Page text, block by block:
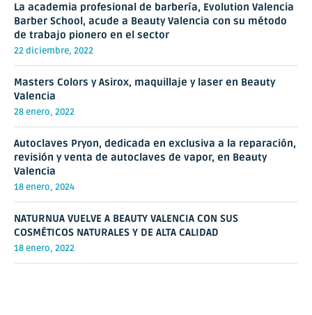
La academia profesional de barbería, Evolution Valencia
Barber School, acude a Beauty Valencia con su método
de trabajo pionero en el sector
22 diciembre, 2022
Masters Colors y Asirox, maquillaje y laser en Beauty
Valencia
28 enero, 2022
Autoclaves Pryon, dedicada en exclusiva a la reparación,
revisión y venta de autoclaves de vapor, en Beauty
Valencia
18 enero, 2024
NATURNUA VUELVE A BEAUTY VALENCIA CON SUS
COSMÉTICOS NATURALES Y DE ALTA CALIDAD
18 enero, 2022